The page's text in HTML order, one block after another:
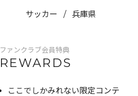
サッカー / 兵庫県
ファンクラブ会員特典
REWARDS
ここでしかみれない限定コンテ